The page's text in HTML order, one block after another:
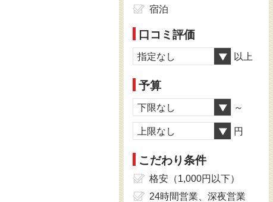
宿泊
口コミ評価
指定なし 以上
予算
下限なし ～
上限なし 円
こだわり条件
格安（1,000円以下）
24時間営業、深夜営業